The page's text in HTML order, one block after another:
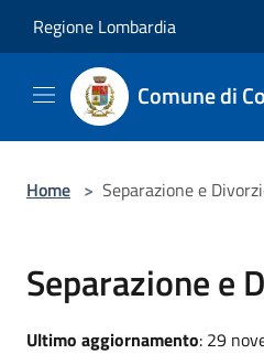
Regione Lombardia
Comune di
Home > Separazione e
Separazione e
Ultimo aggiornamento: 29